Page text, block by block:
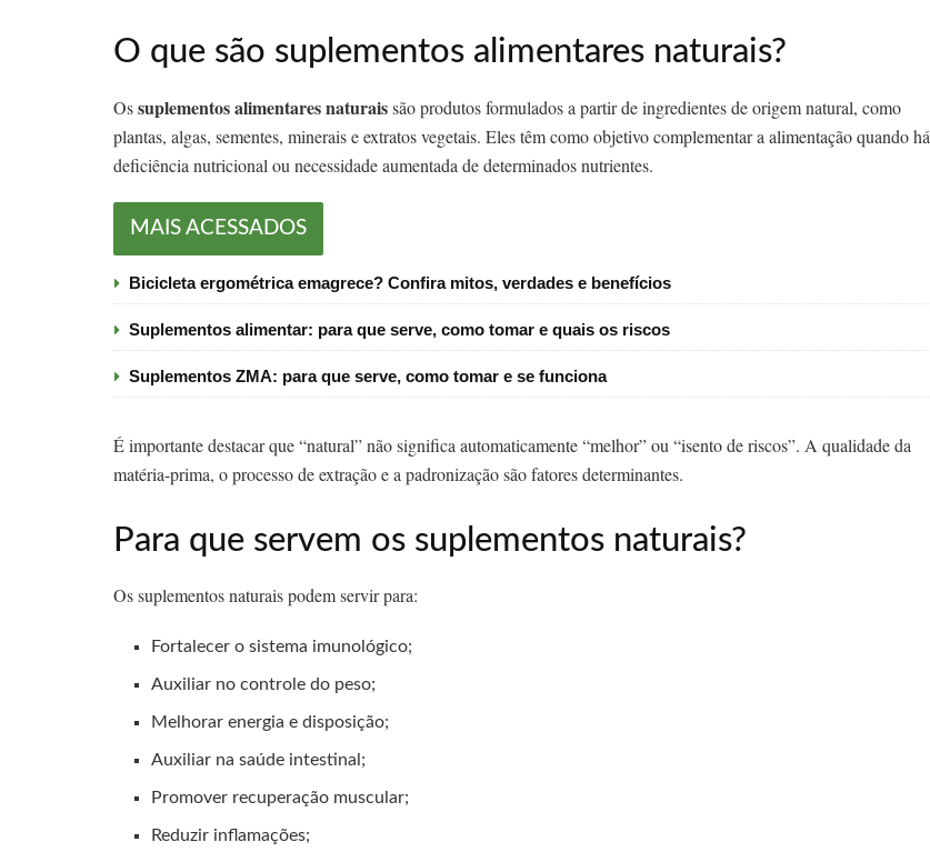
O que são suplementos alimentares naturais?
Ossuplementos alimentares naturaissão produtos formulados a partir de ingredientes de origem natural, como
plantas, algas, sementes, minerais e extratos vegetais. Eles têm como objetivo complementar a alimentação quando há
deficiência nutricional ou necessidade aumentada de determinados nutrientes.
MAIS ACESSADOS
Bicicleta ergométrica emagrece? Confira mitos, verdades e benefícios
Suplementos alimentar: para que serve, como tomar e quais os riscos
Suplementos ZMA: para que serve, como tomar e se funciona
É importante destacar que “natural” não significa automaticamente “melhor” ou “isento de riscos”. A qualidade da
matéria-prima, o processo de extração e a padronização são fatores determinantes.
Para que servem os suplementos naturais?
Os suplementos naturais podem servir para:
Fortalecer o sistema imunológico;
Auxiliar no controle do peso;
Melhorar energia e disposição;
Auxiliar na saúde intestinal;
Promover recuperação muscular;
Reduzir inflamações;